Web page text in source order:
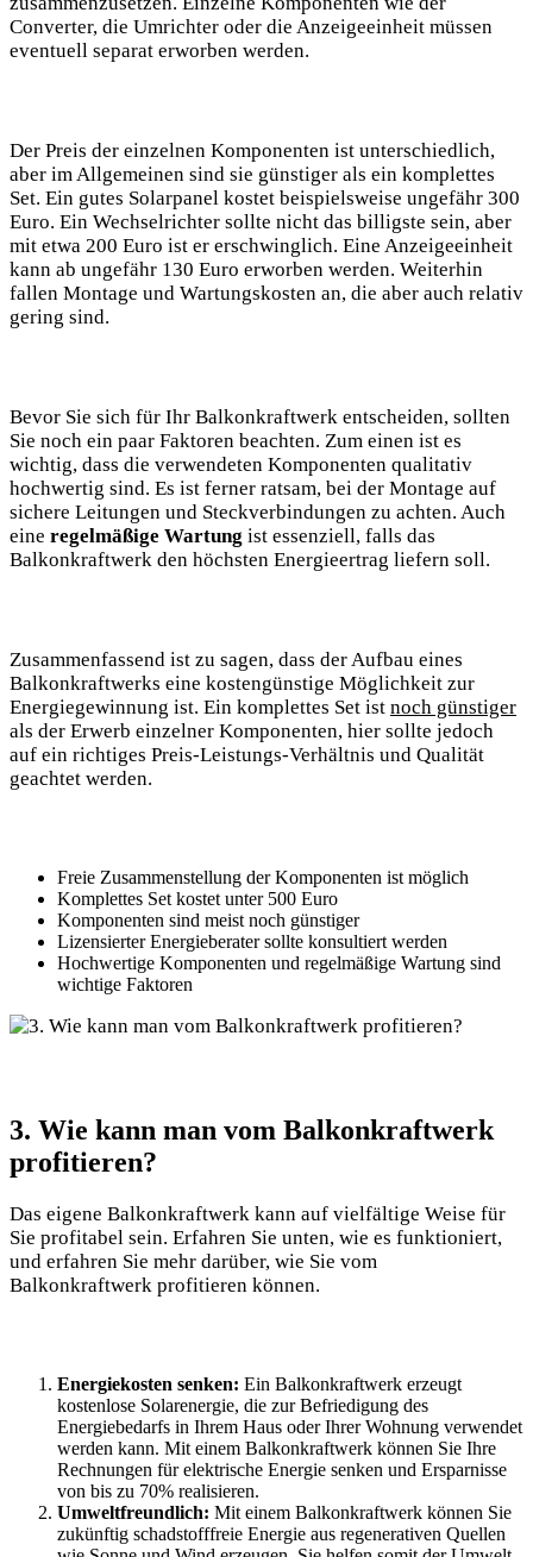
Converter, die Umrichter oder die‍ Anzeigeeinheit müssen
eventuell‍ separat erworben werden.
Der Preis der einzelnen Komponenten ist unterschiedlich,
aber im ⁤Allgemeinen sind sie ​günstiger als ein komplettes
Set.‍ Ein gutes Solarpanel kostet beispielsweise ​ungefähr​ 300
Euro. Ein Wechselrichter sollte nicht das billigste ⁢sein, aber
‍mit etwa 200 Euro ⁤ist er erschwinglich. Eine​ Anzeigeeinheit
kann ab ungefähr 130 Euro‌ erworben werden. Weiterhin⁣
fallen Montage und Wartungskosten an, die aber auch relativ
‍gering ⁣sind.
Bevor Sie sich für Ihr‍ Balkonkraftwerk entscheiden, sollten
Sie noch ein paar Faktoren beachten. ⁣Zum einen ist es
wichtig, dass die⁣ verwendeten Komponenten ⁣qualitativ
hochwertig sind. Es ist ferner ⁤ratsam, bei der Montage auf
sichere Leitungen und Steckverbindungen ‍zu achten. Auch
eine regelmäßige Wartung ist ⁤essenziell, ‌falls das
Balkonkraftwerk den höchsten Energieertrag liefern soll.
Zusammenfassend ist ​zu sagen,⁣ dass ​der‍ Aufbau eines‌
Balkonkraftwerks eine⁤ kostengünstige Möglichkeit zur
Energiegewinnung‍ ist. Ein komplettes ⁤Set ⁣ist noch günstiger
als der Erwerb einzelner Komponenten,‍ hier sollte jedoch
auf ein richtiges Preis-Leistungs-Verhältnis und Qualität
⁣geachtet werden.
Freie ⁣Zusammenstellung‍ der Komponenten ist möglich
Komplettes Set kostet unter ⁣500 Euro
Komponenten​ sind meist noch günstiger
Lizensierter ‍Energieberater sollte ⁤konsultiert werden
Hochwertige Komponenten ‌und regelmäßige Wartung sind
wichtige Faktoren
3. Wie kann man ​vom Balkonkraftwerk
profitieren?
Das eigene ⁣Balkonkraftwerk kann auf​ vielfältige Weise‌ für
Sie profitabel sein. ‍Erfahren Sie unten,​ wie es funktioniert,
und erfahren Sie mehr darüber,‍ wie Sie ‌vom
Balkonkraftwerk ⁤profitieren ‍können.
Energiekosten senken: Ein Balkonkraftwerk erzeugt
kostenlose ​Solarenergie, die zur ⁣Befriedigung des
Energiebedarfs in Ihrem​ Haus oder ​Ihrer Wohnung verwendet
werden kann. Mit ⁢einem Balkonkraftwerk können Sie Ihre
‍Rechnungen für elektrische​ Energie senken und Ersparnisse
von⁣ bis‍ zu 70% realisieren. ‌
Umweltfreundlich: Mit einem Balkonkraftwerk ‍können Sie
⁤zukünftig schadstofffreie Energie aus regenerativen ⁤Quellen​